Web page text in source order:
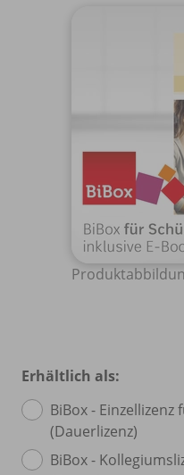
Erhältlich als:
BiBox -
(Dauerlizenz)
BiBox -